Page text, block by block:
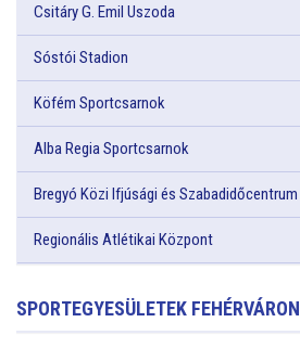
Csitáry G. Emil Uszoda
Sóstói Stadion
Köfém Sportcsarnok
Alba Regia Sportcsarnok
Bregyó Közi Ifjúsági és Szabadidőcentrum
Regionális Atlétikai Központ
SPORTEGYESÜLETEK FEHÉRVÁRON